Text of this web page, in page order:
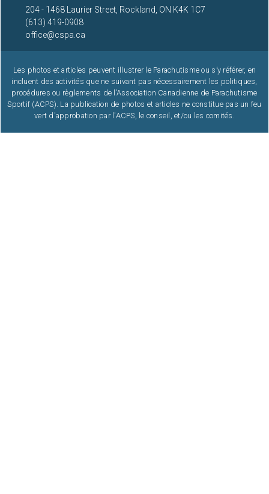
23
204 - 1468 Laurier Street, Rockland, ON K4K 1C7
(613) 419-0908
office@cspa.ca
Les photos et articles peuvent illustrer le Parachutisme ou s’y référer, en
incluent des activités que ne suivant pas nécessairement les politiques,
procédures ou règlements de l’Association Canadienne de Parachutisme
Sportif (ACPS). La publication de photos et articles ne constitue pas un feu
vert d'approbation par l'ACPS, le conseil, et/ou les comités.